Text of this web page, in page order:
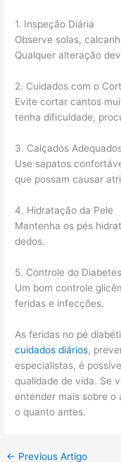
1. Inspeção Diária
Observe solas,
Qualquer alteração
2. Cuidados com o
Evite cortar cantos
tenha dificuldade,
3. Calçados
Use sapatos
que possam causar
4. Hidratação da Pele
Mantenha os pés
dedos.
5. Controle do Diabetes
Um bom controle
feridas e infecções.
As feridas no pé
cuidados diários,
especialistas, é
qualidade de vida. Se
entender mais sobre o
o quanto antes.
← Previous Artigo